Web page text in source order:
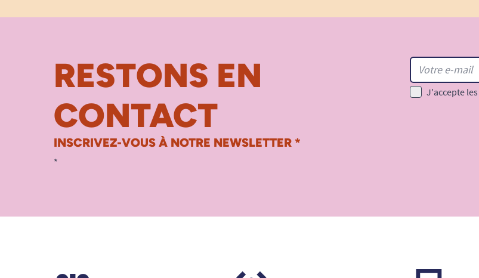
RESTONS EN
CONTACT
INSCRIVEZ-VOUS À NOTRE NEWSLETTER *
*
J'accepte les